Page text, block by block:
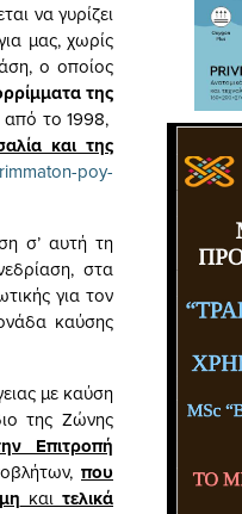
να γυρίζει
μας, χωρίς
ο οποίος
της
από το 1998,
και της
poy-
σ’ αυτή τη
στα
για τον
καύσης
με καύση
της Ζώνης
Επιτροπή
που
και τελικά